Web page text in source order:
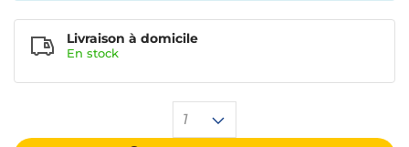
1
Livraison à domicile
En stock